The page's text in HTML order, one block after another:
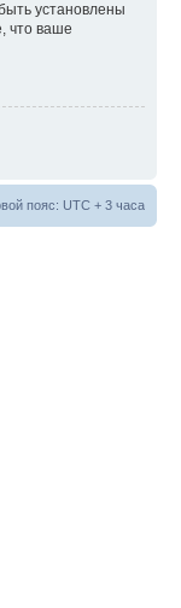
установлены
что ваше
пояс: UTC + 3 часа